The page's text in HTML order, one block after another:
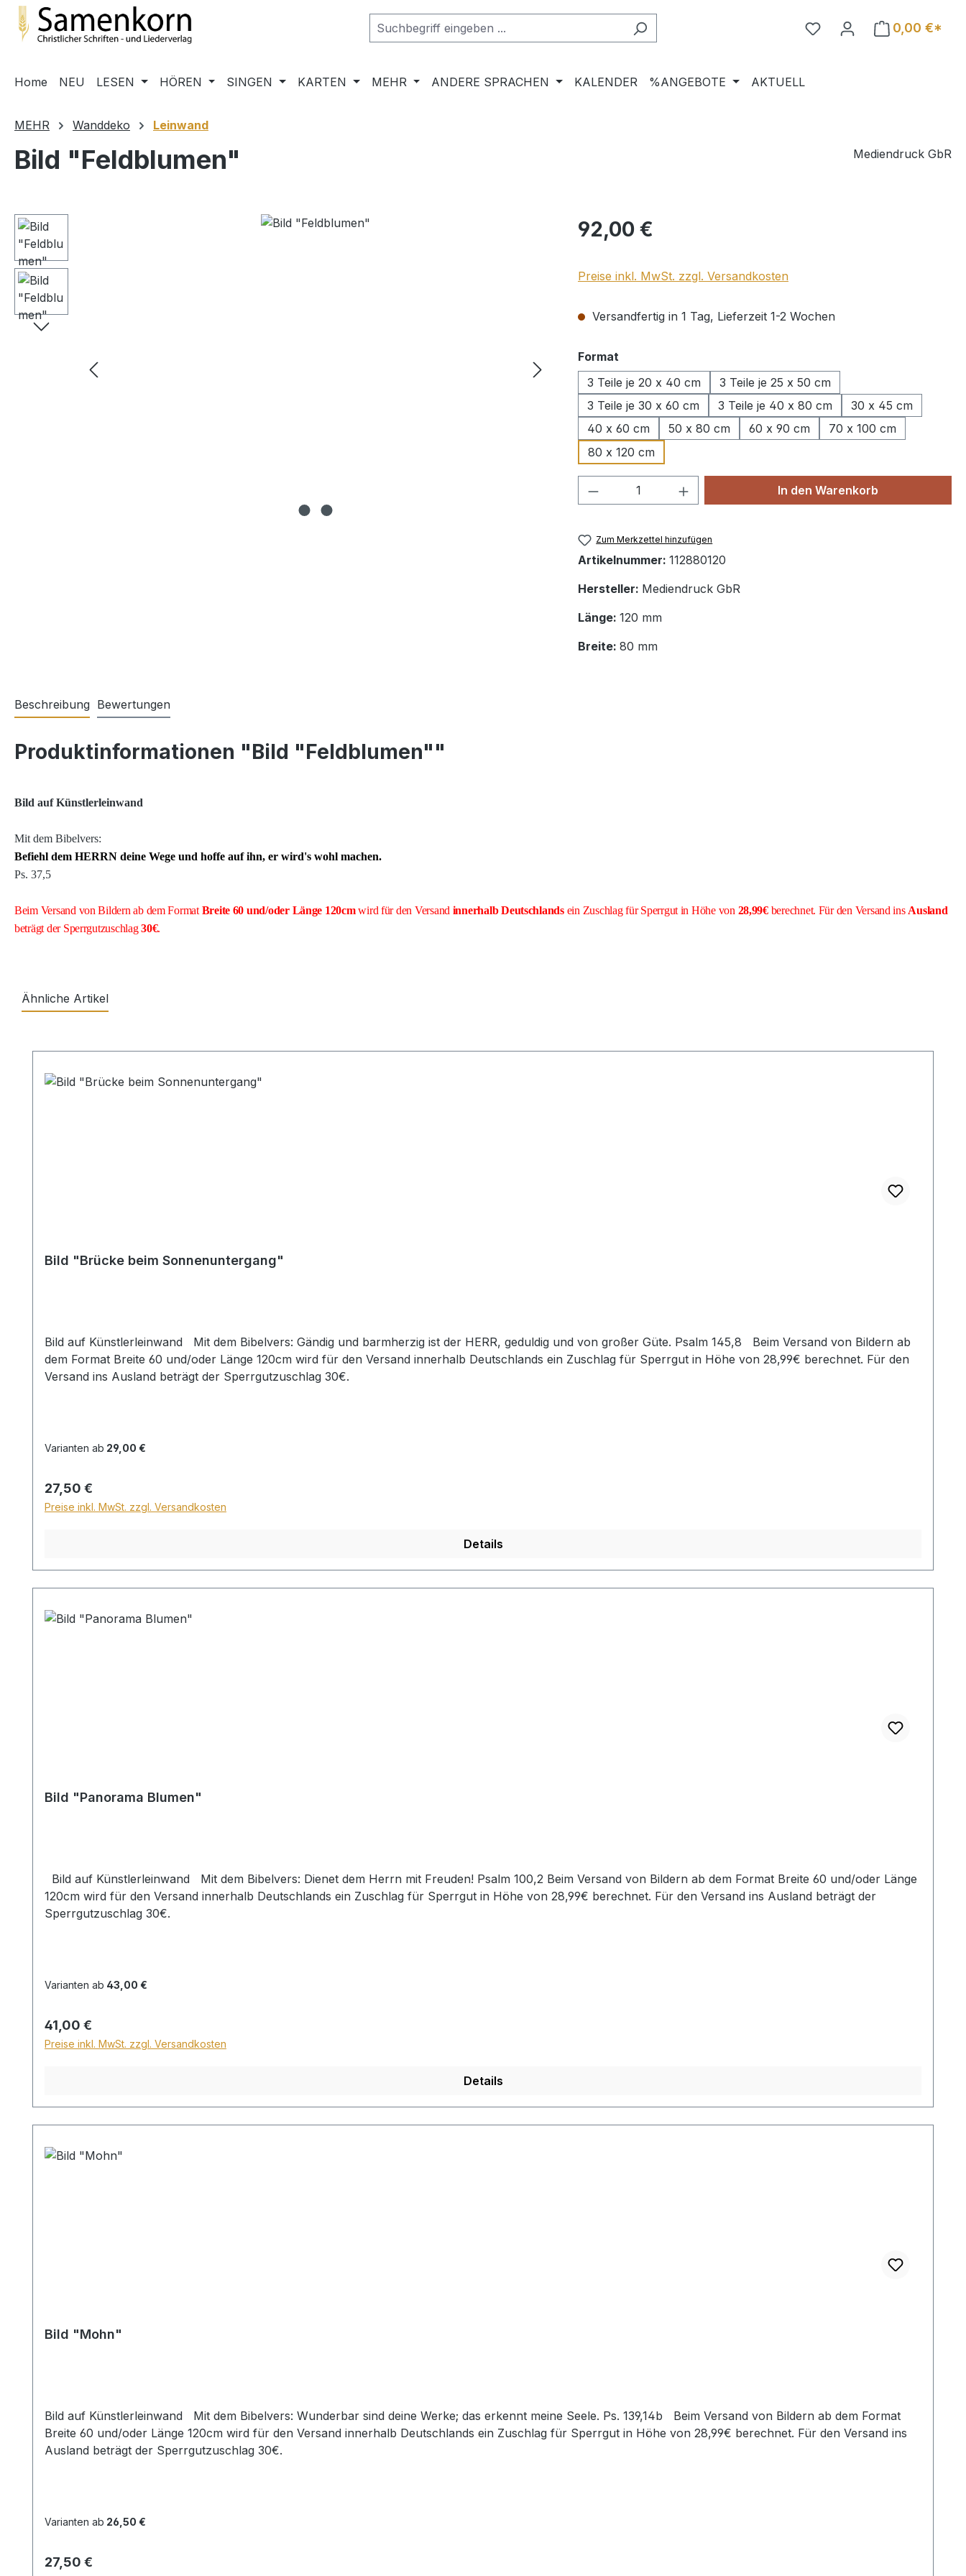
Hauptinhalt springen
Zur Suche springen
Zur Hauptnavigation springen
0,00 €*
Home NEU LESEN HÖREN SINGEN KARTEN MEHR ANDERE SPRACHEN KALENDER %ANGEBOTE AKTUELL
MEHR Wanddeko Leinwand
Bild "Feldblumen" Mediendruck GbR
Bildergalerie überspringen Regulärer Preis:
92,00 €
Preise inkl. MwSt. zzgl. Versandkosten
Versandfertig in 1 Tag, Lieferzeit 1-2 Wochen
Format
3 Teile je 20 x 40 cm
3 Teile je 25 x 50 cm
3 Teile je 30 x 60 cm
3 Teile je 40 x 80 cm
30 x 45 cm
40 x 60 cm
50 x 80 cm 60 x 90 cm
70 x 100 cm
80 x 120 cm
Produkt Anzahl: Gib den gewünschten Wert
In den Warenkorb
Zum Merkzettel hinzufügen
Artikelnummer: 112880120
Hersteller: Mediendruck GbR
Länge: 120 mm
Breite: 80 mm
Beschreibung Bewertungen
Produktinformationen "Bild "Feldblumen""
Bild auf Künstlerleinwand
Mit dem Bibelvers:
Befiehl dem HERRN deine Wege und hoffe auf ihn, er wird's wohl machen.
Ps. 37,5
Beim Versand von Bildern ab dem Format Breite 60 und/oder Länge 120cmwird für den Versand innerhalb Deutschlandsein Zuschlag für Sperrgut in Höhe von 28,99€berechnet. Für den Versand ins Ausland
beträgt der Sperrgutzuschlag30€.
Ähnliche Artikel
Bild "Brücke beim Sonnenuntergang"
Bild auf Künstlerleinwand Mit dem Bibelvers: Gändig und barmherzig ist der HERR, geduldig und von großer Güte. Psalm 145,8 Beim Versand von Bildern ab
dem Format Breite 60 und/oder Länge 120cm wird für den Versand innerhalb Deutschlands ein Zuschlag für Sperrgut in Höhe von 28,99€ berechnet. Für den
Versand ins Ausland beträgt der Sperrgutzuschlag 30€.
Varianten ab 29,00 €
Regulärer Preis:
27,50 €
Preise inkl. MwSt. zzgl. Versandkosten
Details
Bild "Panorama Blumen"
Bild auf Künstlerleinwand Mit dem Bibelvers: Dienet dem Herrn mit Freuden! Psalm 100,2 Beim Versand von Bildern ab dem Format Breite 60 und/oder Länge
120cm wird für den Versand innerhalb Deutschlands ein Zuschlag für Sperrgut in Höhe von 28,99€ berechnet. Für den Versand ins Ausland beträgt der
Sperrgutzuschlag 30€.
Varianten ab 43,00 €
Regulärer Preis:
41,00 €
Preise inkl. MwSt. zzgl. Versandkosten
Details
Bild "Mohn"
Bild auf Künstlerleinwand Mit dem Bibelvers: Wunderbar sind deine Werke; das erkennt meine Seele. Ps. 139,14b Beim Versand von Bildern ab dem Format
Breite 60 und/oder Länge 120cm wird für den Versand innerhalb Deutschlands ein Zuschlag für Sperrgut in Höhe von 28,99€ berechnet. Für den Versand ins
Ausland beträgt der Sperrgutzuschlag 30€.
Varianten ab 26,50 €
Regulärer Preis:
27,50 €